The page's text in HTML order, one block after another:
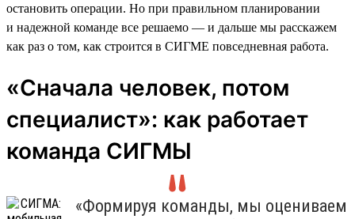
остановить операции. Но при правильном планировании
и надежной команде все решаемо — и дальше мы расскажем
как раз о том, как строится в СИГМЕ повседневная работа.
«Сначала человек, потом
специалист»: как работает
команда СИГМЫ
«Формируя команды, мы оцениваем